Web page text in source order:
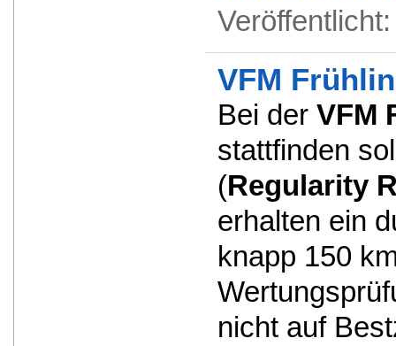
VFM
Bei der VFM
stattfinden
(Regularity
erhalten ein
knapp 150
nicht auf